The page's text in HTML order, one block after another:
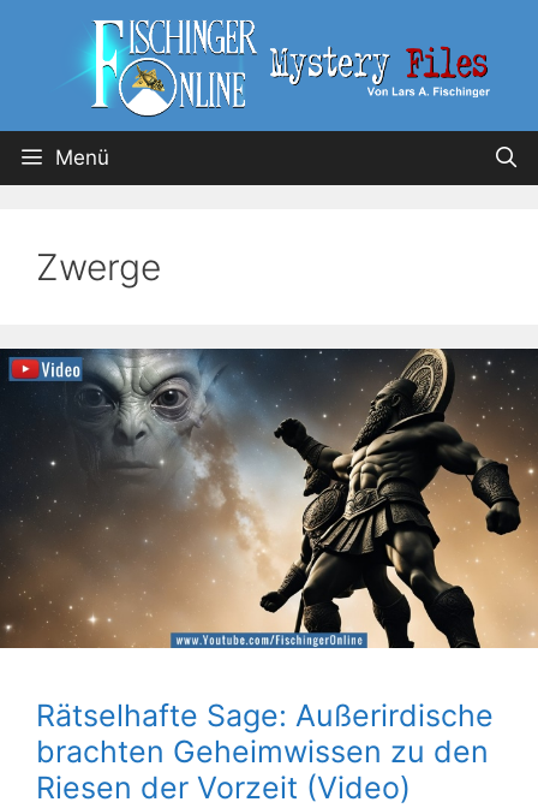
Menü
Zwerge
Rätselhafte Sage: Außerirdische
brachten Geheimwissen zu den
Riesen der Vorzeit (Video)